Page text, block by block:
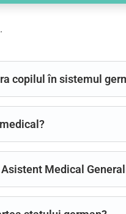
copilul în sistemul
Medical